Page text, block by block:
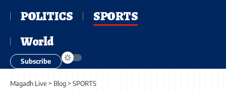
POLITICS
SPORTS
World
Subscribe
Magadh Live > Blog > SPORTS